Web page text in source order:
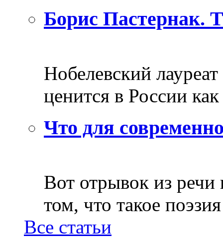
Борис Пастернак.
Нобелевский
ценится в России
Что для
Вот отрывок из
том, что такое
Все статьи